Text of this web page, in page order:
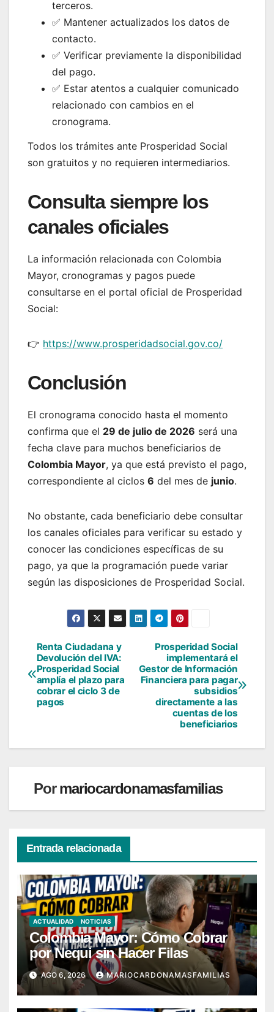
terceros.
✅ Mantener actualizados los datos de
contacto.
✅ Verificar previamente la disponibilidad
del pago.
✅ Estar atentos a cualquier comunicado
relacionado con cambios en el
cronograma.
Todos los trámites ante Prosperidad Social
son gratuitos y no requieren intermediarios.
Consulta siempre los
canales oficiales
La información relacionada con Colombia
Mayor, cronogramas y pagos puede
consultarse en el portal oficial de Prosperidad
Social:
👉 https://www.prosperidadsocial.gov.co/
Conclusión
El cronograma conocido hasta el momento
confirma que el 29 de julio de 2026 será una
fecha clave para muchos beneficiarios de
Colombia Mayor, ya que está previsto el pago,
correspondiente al ciclos 6 del mes de junio.
No obstante, cada beneficiario debe consultar
los canales oficiales para verificar su estado y
conocer las condiciones específicas de su
pago, ya que la programación puede variar
según las disposiciones de Prosperidad Social.
Navegación
de
entradas
Prosperidad Social
implementará el
Gestor de Información
Financiera para pagar
subsidios
directamente a las
cuentas de los
beneficiarios
Renta Ciudadana y
Devolución del IVA:
Prosperidad Social
amplía el plazo para
cobrar el ciclo 3 de
pagos
Pormariocardonamasfamilias
Entrada relacionada
ACTUALIDAD NOTICIAS
Colombia Mayor: Cómo Cobrar
por Nequi sin Hacer Filas
AGO 6, 2026 MARIOCARDONAMASFAMILIAS